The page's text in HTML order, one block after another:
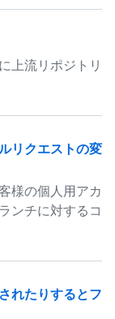
上流リポジトリ
リクエストの変
様の個人用アカ
ンチに対するコ
れたりするとフ